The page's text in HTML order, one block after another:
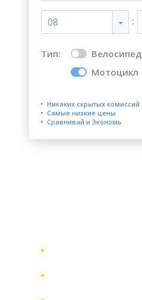
08 :
Тип: Велосипед
Мотоцикл
Никаких скрытых комиссий
Самые низкие цены
Сравнивай и Экономь